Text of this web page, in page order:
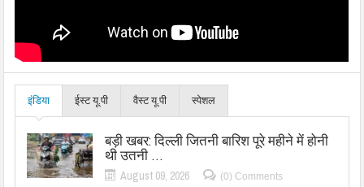
इंडिया ईस्ट यू.पी वैस्ट यू.पी स्पेशल
बड़ी खबर: दिल्ली जितनी बारिश पूरे महीने में होनी
थी उतनी …
August 09, 2026 (0) Comments